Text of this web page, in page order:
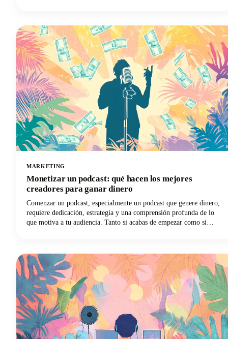
MARKETING
Monetizar un podcast: qué hacen los mejores
creadores para ganar dinero
Comenzar un podcast, especialmente un podcast que genere dinero,
requiere dedicación, estrategia y una comprensión profunda de lo
que motiva a tu audiencia. Tanto si acabas de empezar como si